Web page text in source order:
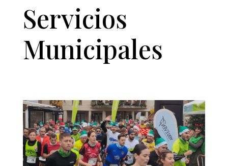
Servicios
Municipales